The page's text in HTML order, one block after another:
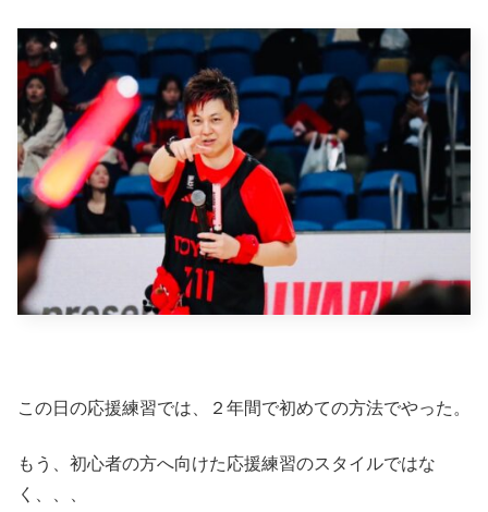
この日の応援練習では、２年間で初めての方法でやった。
もう、初心者の方へ向けた応援練習のスタイルではな
く、、、